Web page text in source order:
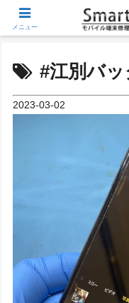
#江別バ
2023-03-02
メニュー